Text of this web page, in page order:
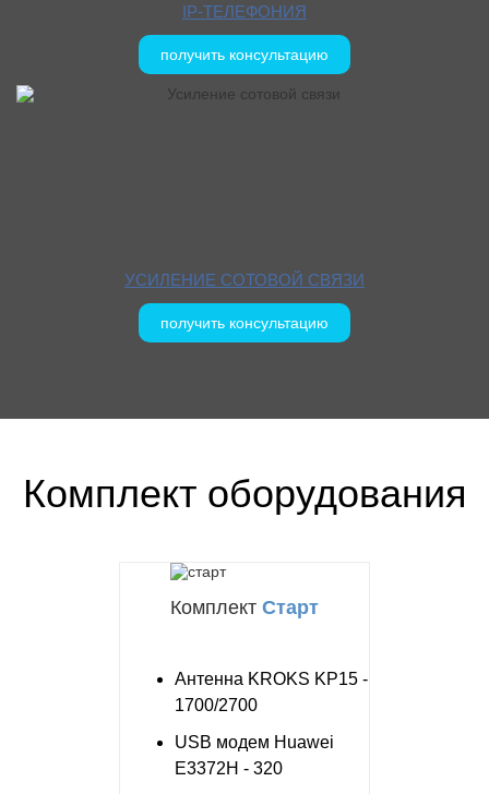
IP-ТЕЛЕФОНИЯ
получить консультацию
УСИЛЕНИЕ СОТОВОЙ СВЯЗИ
получить консультацию
Комплект оборудования
Комплект Старт
Антенна KROKS KP15 -
1700/2700
USB модем Huawei
E3372H - 320